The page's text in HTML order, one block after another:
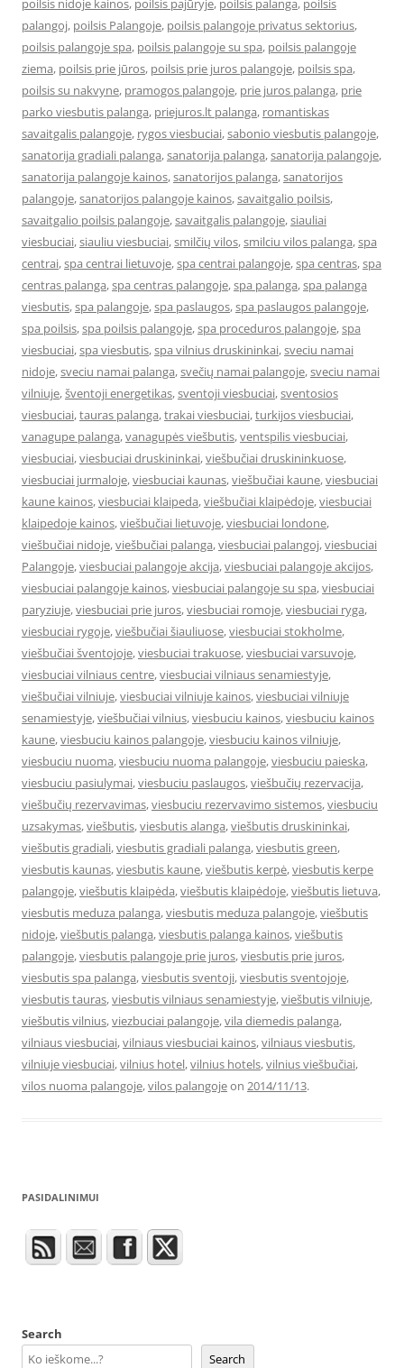
poilsis nidoje kainos, poilsis pajūryje, poilsis palanga, poilsis
palangoj, poilsis Palangoje, poilsis palangoje privatus sektorius,
poilsis palangoje spa, poilsis palangoje su spa, poilsis palangoje
ziema, poilsis prie jūros, poilsis prie juros palangoje, poilsis spa,
poilsis su nakvyne, pramogos palangoje, prie juros palanga, prie
parko viesbutis palanga, priejuros.lt palanga, romantiskas
savaitgalis palangoje, rygos viesbuciai,sabonio viesbutis palangoje,
sanatorija gradiali palanga,sanatorija palanga,sanatorija palangoje,
sanatorija palangoje kainos,sanatorijos palanga,sanatorijos
palangoje,sanatorijos palangoje kainos,savaitgalio poilsis,
savaitgalio poilsis palangoje,savaitgalis palangoje,siauliai
viesbuciai,siauliu viesbuciai,smilčių vilos,smilciu vilos palanga,spa
centrai,spa centrai lietuvoje,spa centrai palangoje,spa centras,spa
centras palanga,spa centras palangoje,spa palanga,spa palanga
viesbutis,spa palangoje,spa paslaugos,spa paslaugos palangoje,
spa poilsis,spa poilsis palangoje,spa proceduros palangoje,spa
viesbuciai,spa viesbutis,spa vilnius druskininkai,sveciu namai
nidoje,sveciu namai palanga,svečių namai palangoje,sveciu namai
vilniuje,šventoji energetikas,sventoji viesbuciai,sventosios
viesbuciai,tauras palanga,trakai viesbuciai,turkijos viesbuciai,
vanagupe palanga,vanagupės viešbutis,ventspilis viesbuciai,
viesbuciai,viesbuciai druskininkai,viešbučiai druskininkuose,
viesbuciai jurmaloje,viesbuciai kaunas,viešbučiai kaune,viesbuciai
kaune kainos,viesbuciai klaipeda,viešbučiai klaipėdoje,viesbuciai
klaipedoje kainos,viešbučiai lietuvoje,viesbuciai londone,
viešbučiai nidoje,viešbučiai palanga,viesbuciai palangoj,viesbuciai
Palangoje,viesbuciai palangoje akcija,viesbuciai palangoje akcijos,
viesbuciai palangoje kainos,viesbuciai palangoje su spa,viesbuciai
paryziuje,viesbuciai prie juros,viesbuciai romoje,viesbuciai ryga,
viesbuciai rygoje,viešbučiai šiauliuose,viesbuciai stokholme,
viešbučiai šventojoje,viesbuciai trakuose,viesbuciai varsuvoje,
viesbuciai vilniaus centre,viesbuciai vilniaus senamiestyje,
viešbučiai vilniuje,viesbuciai vilniuje kainos,viesbuciai vilniuje
senamiestyje,viešbučiai vilnius,viesbuciu kainos,viesbuciu kainos
kaune,viesbuciu kainos palangoje,viesbuciu kainos vilniuje,
viesbuciu nuoma,viesbuciu nuoma palangoje,viesbuciu paieska,
viesbuciu pasiulymai,viesbuciu paslaugos,viešbučių rezervacija,
viešbučių rezervavimas,viesbuciu rezervavimo sistemos,viesbuciu
uzsakymas,viešbutis,viesbutis alanga,viešbutis druskininkai,
viešbutis gradiali,viesbutis gradiali palanga,viesbutis green,
viesbutis kaunas,viesbutis kaune,viešbutis kerpė,viesbutis kerpe
palangoje,viešbutis klaipėda,viešbutis klaipėdoje,viešbutis lietuva,
viesbutis meduza palanga,viesbutis meduza palangoje,viešbutis
nidoje,viešbutis palanga,viesbutis palanga kainos,viešbutis
palangoje,viesbutis palangoje prie juros,viesbutis prie juros,
viesbutis spa palanga,viesbutis sventoji,viesbutis sventojoje,
viesbutis tauras,viesbutis vilniaus senamiestyje,viešbutis vilniuje,
viešbutis vilnius,viezbuciai palangoje,vila diemedis palanga,
vilniaus viesbuciai,vilniaus viesbuciai kainos,vilniaus viesbutis,
vilniuje viesbuciai,vilnius hotel,vilnius hotels,vilnius viešbučiai,
vilos nuoma palangoje,vilos palangojeon 2014/11/13.
PASIDALINIMUI
Search
Search